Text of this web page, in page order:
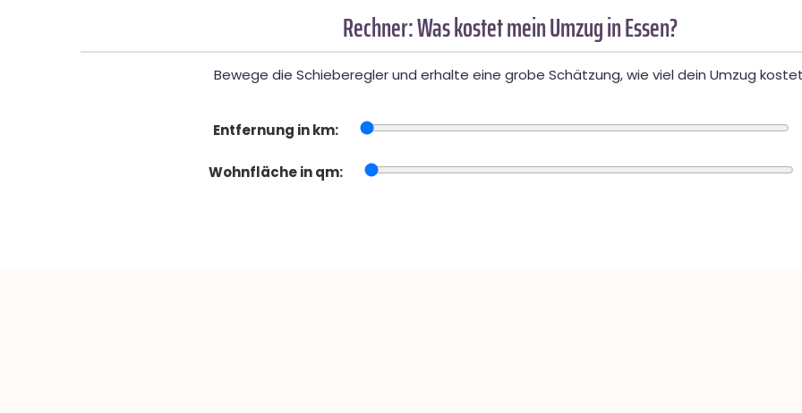
Rechner: Was kostet mein Umzug in Essen?
Bewege die Schieberegler und erhalte eine grobe Schätzung, wie viel dein Umzug
Entfernung in km:
Wohnfläche in qm: